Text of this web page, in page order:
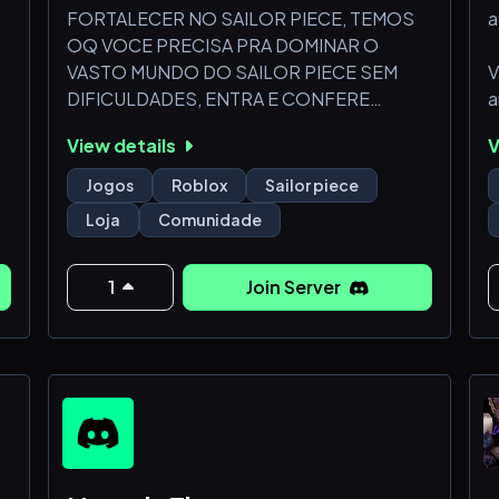
FORTALECER NO SAILOR PIECE, TEMOS
OQ VOCE PRECISA PRA DOMINAR O
VASTO MUNDO DO SAILOR PIECE SEM
DIFICULDADES, ENTRA E CONFERE
View details
Jogos Roblox
Sailor piece
Loja
Comunidade
1 Join Server